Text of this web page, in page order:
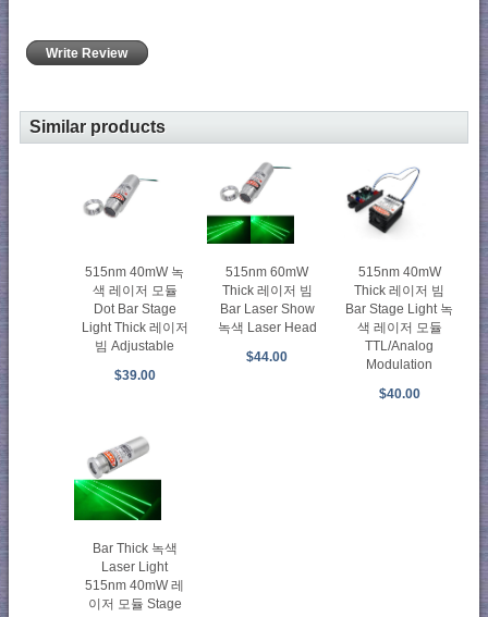
Write Review
Similar products
515nm 40mW 녹
색 레이저 모듈
Dot Bar Stage
Light Thick 레이저
빔 Adjustable
$39.00
515nm 60mW
Thick 레이저 빔
Bar Laser Show
녹색 Laser Head
$44.00
515nm 40mW
Thick 레이저 빔
Bar Stage Light 녹
색 레이저 모듈
TTL/Analog
Modulation
$40.00
Bar Thick 녹색
Laser Light
515nm 40mW 레
이저 모듈 Stage